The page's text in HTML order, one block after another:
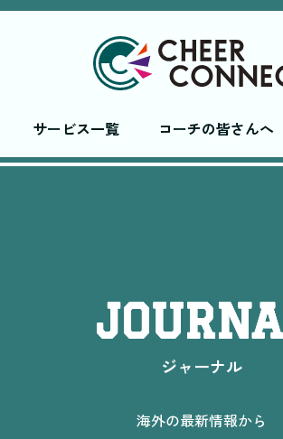
サービス一覧 コーチの皆さんへ
ジャーナル
海外の最新情報から